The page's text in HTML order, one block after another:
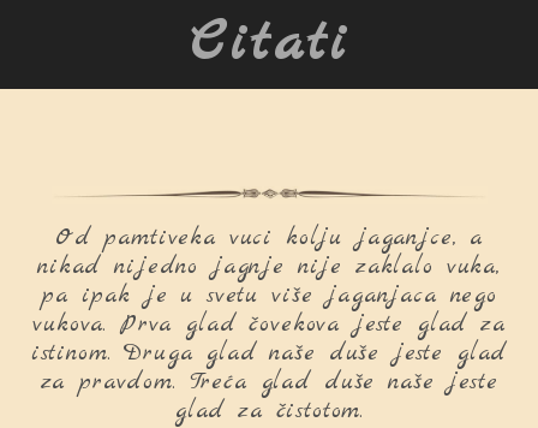
Citati
Od pamtiveka vuci kolju jaganjce, a
nikad nijedno jagnje nije zaklalo vuka,
pa ipak je u svetu više jaganjaca nego
vukova. Prva glad čovekova jeste glad za
istinom. Druga glad naše duše jeste glad
za pravdom. Treća glad duše naše jeste
glad za čistotom.